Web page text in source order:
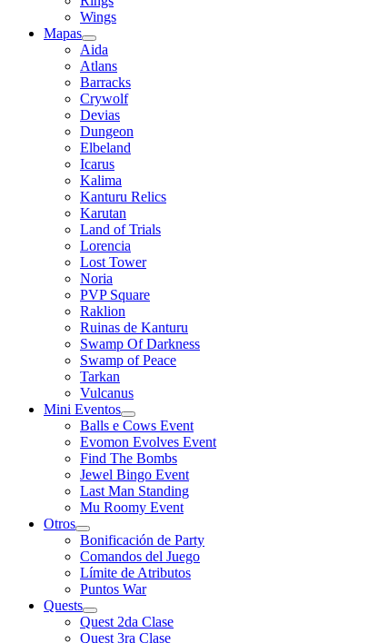
Wings
Mapas
Aida
Atlans
Barracks
Crywolf
Devias
Dungeon
Elbeland
Icarus
Kalima
Kanturu Relics
Karutan
Land of Trials
Lorencia
Lost Tower
Noria
PVP Square
Raklion
Ruinas de Kanturu
Swamp Of Darkness
Swamp of Peace
Tarkan
Vulcanus
Mini Eventos
Balls e Cows Event
Evomon Evolves Event
Find The Bombs
Jewel Bingo Event
Last Man Standing
Mu Roomy Event
Otros
Bonificación de Party
Comandos del Juego
Límite de Atributos
Puntos War
Quests
Quest 2da Clase
Quest 3ra Clase